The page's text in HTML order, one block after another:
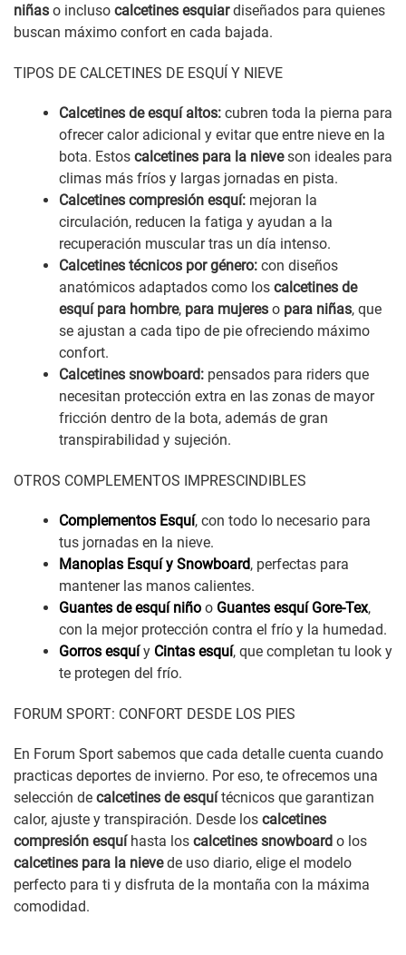
niñas o incluso calcetines esquiardiseñados para quienes
buscan máximo confort en cada bajada.
TIPOS DE CALCETINES DE ESQUÍ Y NIEVE
Calcetines de esquí altos: cubren toda la pierna para
ofrecer calor adicional y evitar que entre nieve en la
bota. Estos calcetines para la nieveson ideales para
climas más fríos y largas jornadas en pista.
Calcetines compresión esquí: mejoran la
circulación, reducen la fatiga y ayudan a la
recuperación muscular tras un día intenso.
Calcetines técnicos por género: con diseños
anatómicos adaptados como los calcetines de
esquí para hombre, para mujeres o para niñas, que
se ajustan a cada tipo de pie ofreciendo máximo
confort.
Calcetines snowboard: pensados para riders que
necesitan protección extra en las zonas de mayor
fricción dentro de la bota, además de gran
transpirabilidad y sujeción.
OTROS COMPLEMENTOS IMPRESCINDIBLES
Complementos Esquí, con todo lo necesario para
tus jornadas en la nieve.
Manoplas Esquí y Snowboard, perfectas para
mantener las manos calientes.
Guantes de esquí niño o Guantes esquí Gore-Tex,
con la mejor protección contra el frío y la humedad.
Gorros esquíy Cintas esquí, que completan tu look y
te protegen del frío.
FORUM SPORT: CONFORT DESDE LOS PIES
En Forum Sport sabemos que cada detalle cuenta cuando
practicas deportes de invierno. Por eso, te ofrecemos una
selección de calcetines de esquítécnicos que garantizan
calor, ajuste y transpiración. Desde los calcetines
compresión esquíhasta los calcetines snowboard o los
calcetines para la nievede uso diario, elige el modelo
perfecto para ti y disfruta de la montaña con la máxima
comodidad.